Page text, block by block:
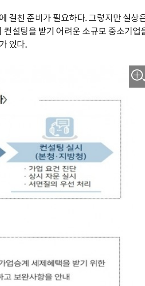
걸친 준비가 필요하다. 그렇지만 실상
설팅을 받기 어려운 소규모 중소기업
있다.